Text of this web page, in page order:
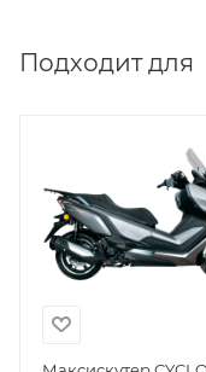
Уважаемые
которыми
товара в
размещены
решению
случаев и
Подходит для